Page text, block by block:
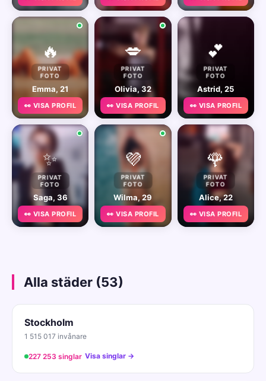
🔥
PRIVAT
FOTO
Emma, 21
👀 VISA PROFIL
💋
PRIVAT
FOTO
Olivia, 32
👀 VISA PROFIL
💕
PRIVAT
FOTO
Astrid, 25
👀 VISA PROFIL
✨
PRIVAT
FOTO
Saga, 36
👀 VISA PROFIL
💜
PRIVAT
FOTO
Wilma, 29
👀 VISA PROFIL
🌹
PRIVAT
FOTO
Alice, 22
👀 VISA PROFIL
Alla städer (53)
Stockholm
1 515 017 invånare
227 253 singlar Visa singlar →